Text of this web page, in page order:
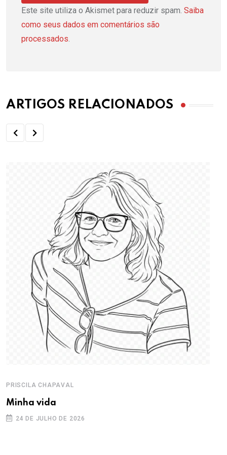
Este site utiliza o Akismet para reduzir spam. Saiba
como seus dados em comentários são
processados.
ARTIGOS RELACIONADOS
PRISCILA CHAPAVAL
Minha vida
24 DE JULHO DE 2026